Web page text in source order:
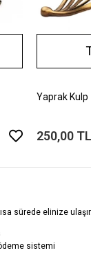
Yaprak Kulp
250,00 TL
sürede elinize ulaşır.
sistemi